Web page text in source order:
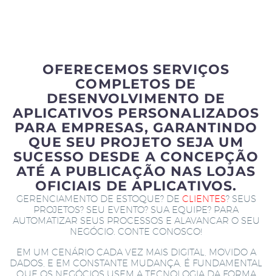
OFERECEMOS SERVIÇOS
COMPLETOS DE
DESENVOLVIMENTO DE
APLICATIVOS PERSONALIZADOS
PARA EMPRESAS, GARANTINDO
QUE SEU PROJETO SEJA UM
SUCESSO DESDE A CONCEPÇÃO
ATÉ A PUBLICAÇÃO NAS LOJAS
OFICIAIS DE APLICATIVOS.
GERENCIAMENTO DE ESTOQUE? DE CLIENTES? SEUS
PROJETOS? SEU EVENTO? SUA EQUIPE? PARA
AUTOMATIZAR SEUS PROCESSOS E ALAVANCAR O SEU
NEGÓCIO. CONTE CONOSCO!
EM UM CENÁRIO CADA VEZ MAIS DIGITAL, MOVIDO A
DADOS, E EM CONSTANTE MUDANÇA, É FUNDAMENTAL